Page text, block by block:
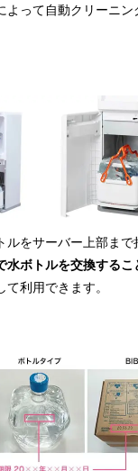
よって自動クリーニン
ルをサーバー上部ま
水ボトルを交換するこ
利用できます。